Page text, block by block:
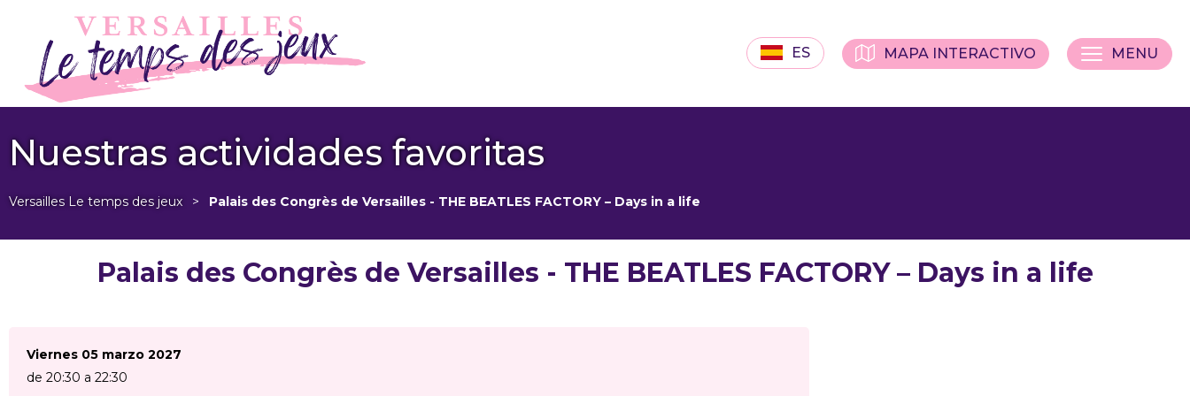
ES MAPA INTERACTIVO MENU
Nuestras actividades favoritas
Versailles Le temps des jeux > Palais des Congrès de Versailles - THE BEATLES FACTORY – Days in a life
Palais des Congrès de Versailles - THE BEATLES FACTORY – Days in a life
Viernes 05 marzo 2027
de 20:30 a 22:30